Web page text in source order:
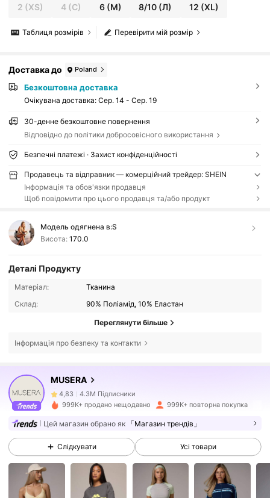
2 (XS) 4 (С) 6(М) 8/10 (Л) 12 (XL)
Перевірити мій розмір
Таблиця розмірів
Доставка до Poland
Безкоштовна доставка
Очікувана доставка: Сер. 14 - Сер. 19
30-денне безкоштовне повернення
Відповідно до політики добросовісного використання
Безпечні платежі · Захист конфіденційності
Продавець та відправник — комерційний трейдер: SHEIN
Інформація та обов'язки продавця
Щоб повідомити про цього продавця та/або продукт
Модель одягнена в:S
Висота: 170.0
Деталі Продукту
Матеріал:
Тканина
Склад:
90% Поліамід, 10% Еластан
Переглянути більше
Інформація про безпеку та контакти
MUSERA
4,83 4.3M Підписники
4.3M Підписники
999K+ продано нещодавно 999K+ повторна покупка
Цей магазин обрано як 「Магазин трендів」
Слідкувати Усі товари